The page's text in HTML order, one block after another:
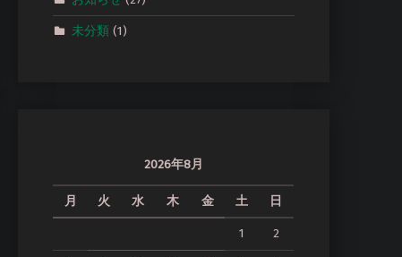
未分類 (1)
2026年8月
月 火 水 木 金 土 日
1 2